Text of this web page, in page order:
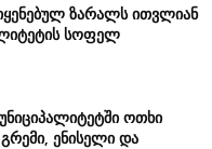
ზარალს ითვლიან
სოფელ
ოთხი
ენისელი და